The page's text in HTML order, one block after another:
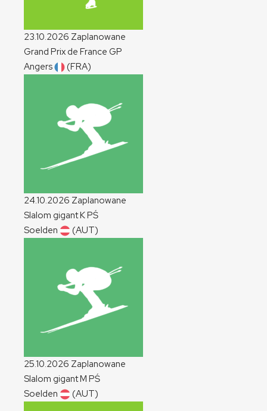
23.10.2026 Zaplanowane
Grand Prix de France GP
Angers
(FRA)
24.10.2026 Zaplanowane
Slalom gigantKPŚ
Soelden
(AUT)
25.10.2026 Zaplanowane
Slalom gigantM PŚ
Soelden
(AUT)